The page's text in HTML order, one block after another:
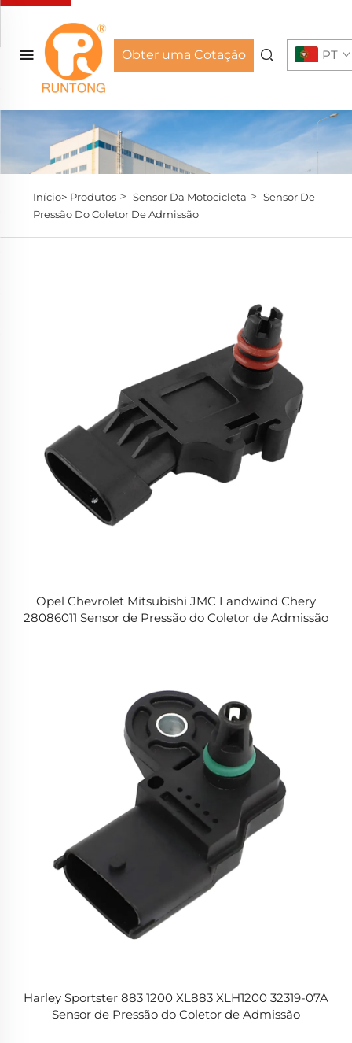
Obter uma Cotação PT
Início> Produtos> Sensor Da Motocicleta > Sensor De
Pressão Do Coletor De Admissão
Opel Chevrolet Mitsubishi JMC Landwind Chery
28086011 Sensor de Pressão do Coletor de Admissão
Harley Sportster 883 1200 XL883 XLH1200 32319-07A
Sensor de Pressão do Coletor de Admissão